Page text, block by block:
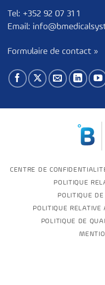
Tel: +352 92 07 31 1
Email:
Formulaire de contact »
CENTRE DE
POLITIQUE
POLITIQUE
POLITIQUE RELATIVE
POLITIQUE DE